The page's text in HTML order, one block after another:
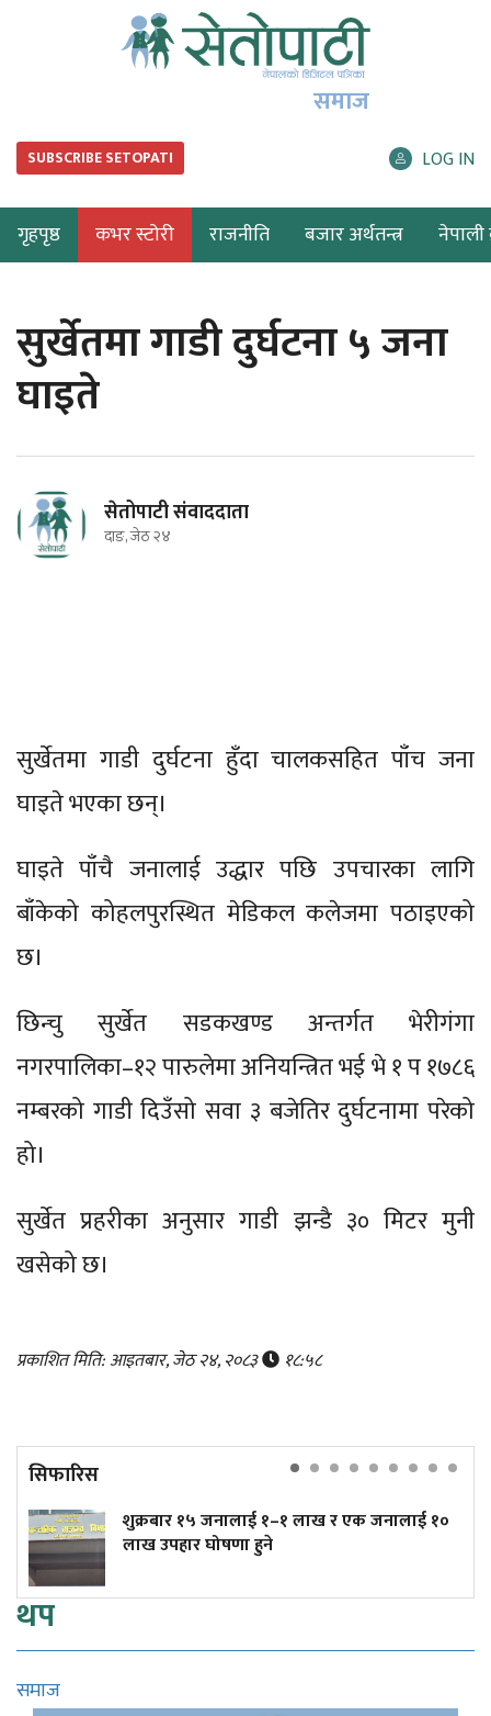
समाज
SUBSCRIBE SETOPATI LOG IN
गृहपृष्ठ कभर स्टोरी राजनीति बजार अर्थतन्त्र नेपाली
सुर्खेतमा गाडी दुर्घटना ५ जना
घाइते
सेतोपाटी संवाददाता
दाङ, जेठ २४
सुर्खेतमा गाडी दुर्घटना हुँदा चालकसहित पाँच जना
घाइते भएका छन्।
घाइते पाँचै जनालाई उद्धार पछि उपचारका लागि
बाँकेको कोहलपुरस्थित मेडिकल कलेजमा पठाइएको
छ।
छिन्चु सुर्खेत सडकखण्ड अन्तर्गत भेरीगंगा
नगरपालिका–१२ पारुलेमा अनियन्त्रित भई भे १ प १७८६
नम्बरको गाडी दिउँसो सवा ३ बजेतिर दुर्घटनामा परेको
हो।
सुर्खेत प्रहरीका अनुसार गाडी झन्डै ३० मिटर मुनी
खसेको छ।
प्रकाशित मिति: आइतबार, जेठ २४, २०८३ १८:५८
सिफारिस
शुक्रबार १५ जनालाई १–१ लाख र एक जनालाई १०
लाख उपहार घोषणा हुने
थप
समाज